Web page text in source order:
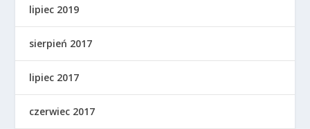
lipiec 2019
sierpień 2017
lipiec 2017
czerwiec 2017